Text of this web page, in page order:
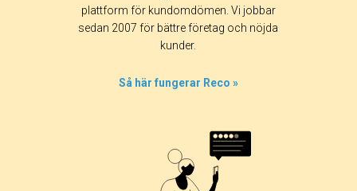
plattform för kundomdömen. Vi jobbar
sedan 2007 för bättre företag och nöjda
kunder.
Så här fungerar Reco »